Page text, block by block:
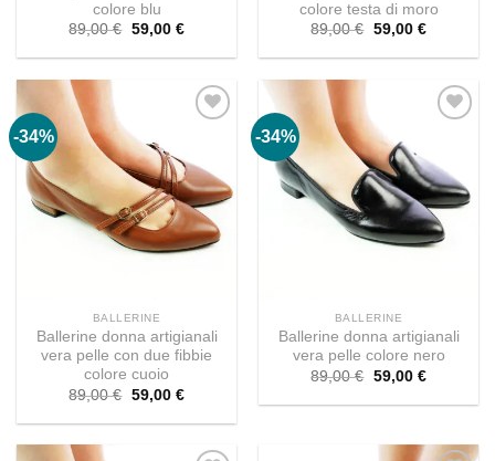
colore blu
89,00€ Il
originale
59,00 €Il
attuale
59,00 €.
colore testa di moro
89,00€ Il
originale
59,00 €Il
attuale
59,00 €.
-34%
BALLERINE
Ballerine donna artigianali
vera pelle con due fibbie
colore cuoio
89,00€ Il
originale
59,00 €Il
attuale
59,00 €.
-34%
BALLERINE
Ballerine donna artigianali
vera pelle colore nero
89,00€ Il
originale
59,00 €Il
attuale